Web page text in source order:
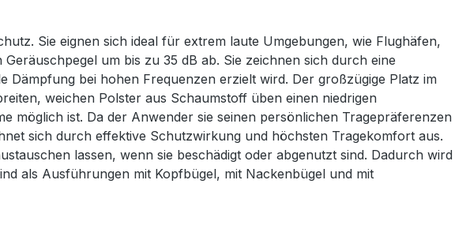
Sie eignen sich ideal für extrem laute Umgebungen, wie Flughäfen,
um bis zu 35 dB ab. Sie zeichnen sich durch eine
Dämpfung bei hohen Frequenzen erzielt wird. Der großzügige Platz im
weichen Polster aus Schaumstoff üben einen niedrigen
möglich ist. Da der Anwender sie seinen persönlichen Tragepräferenzen
sich durch effektive Schutzwirkung und höchsten Tragekomfort aus.
lassen, wenn sie beschädigt oder abgenutzt sind. Dadurch wird
als Ausführungen mit Kopfbügel, mit Nackenbügel und mit